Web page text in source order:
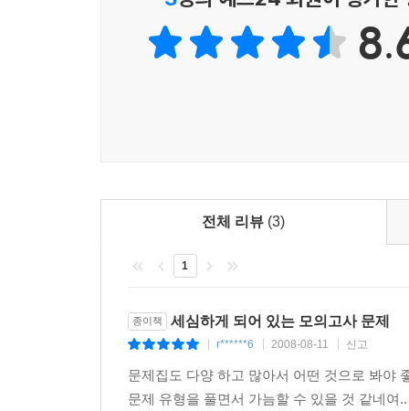
전체 리뷰 (3)
1
종이책 세심하게 되어 있는 모의고사 문제
r******6 2008-08-11 신고
문제집도 다양 하고 많아서 어떤 것으로 봐야
문제 유형을 풀면서 가늠할 수 있을 것 같네